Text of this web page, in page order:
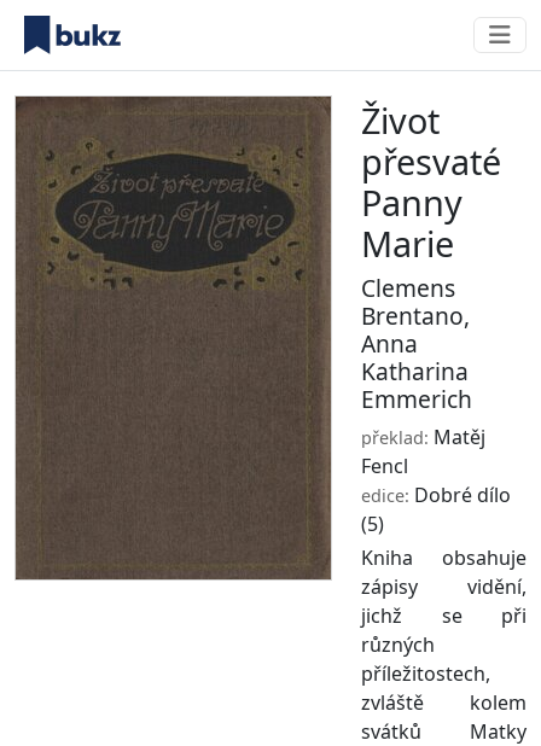
Život
přesvaté
Panny
Marie
Clemens
Brentano,
Anna
Katharina
Emmerich
překlad: Matěj
Fencl
edice: Dobré dílo
(5)
Kniha obsahuje
zápisy vidění,
jichž se při
různých
příležitostech,
zvláště kolem
svátků Matky